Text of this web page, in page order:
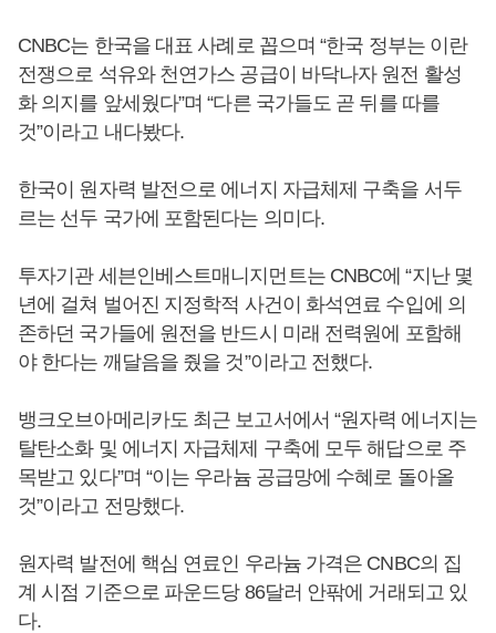
CNBC는 한국을 대표 사례로 꼽으며 “한국 정부는 이란
전쟁으로 석유와 천연가스 공급이 바닥나자 원전 활성
화 의지를 앞세웠다”며 “다른 국가들도 곧 뒤를 따를
것”이라고 내다봤다.
한국이 원자력 발전으로 에너지 자급체제 구축을 서두
르는 선두 국가에 포함된다는 의미다.
투자기관 세븐인베스트매니지먼트는 CNBC에 “지난 몇
년에 걸쳐 벌어진 지정학적 사건이 화석연료 수입에 의
존하던 국가들에 원전을 반드시 미래 전력원에 포함해
야 한다는 깨달음을 줬을 것”이라고 전했다.
뱅크오브아메리카도 최근 보고서에서 “원자력 에너지는
탈탄소화 및 에너지 자급체제 구축에 모두 해답으로 주
목받고 있다”며 “이는 우라늄 공급망에 수혜로 돌아올
것”이라고 전망했다.
원자력 발전에 핵심 연료인 우라늄 가격은 CNBC의 집
계 시점 기준으로 파운드당 86달러 안팎에 거래되고 있
다.